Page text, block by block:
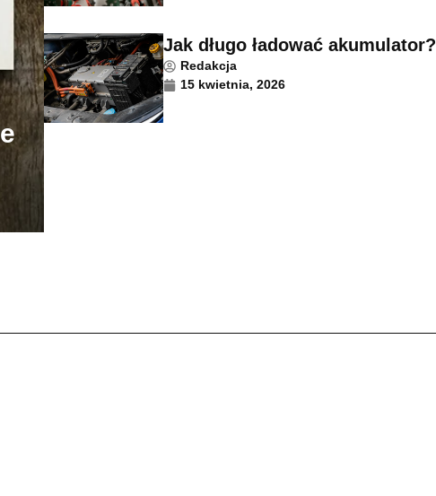
Jak długo ładować akumulator?
Redakcja
15 kwietnia, 2026